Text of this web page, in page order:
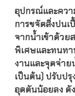
อุปกรณ์และคว
การขจัดสิ่งปนเ
จากน้ำเข้าด้ว
พิเศษและทนทา
งานและจุดจ่าย
เป็นต้น) ปรับปรุ
อุดตันน้อยลง ดั